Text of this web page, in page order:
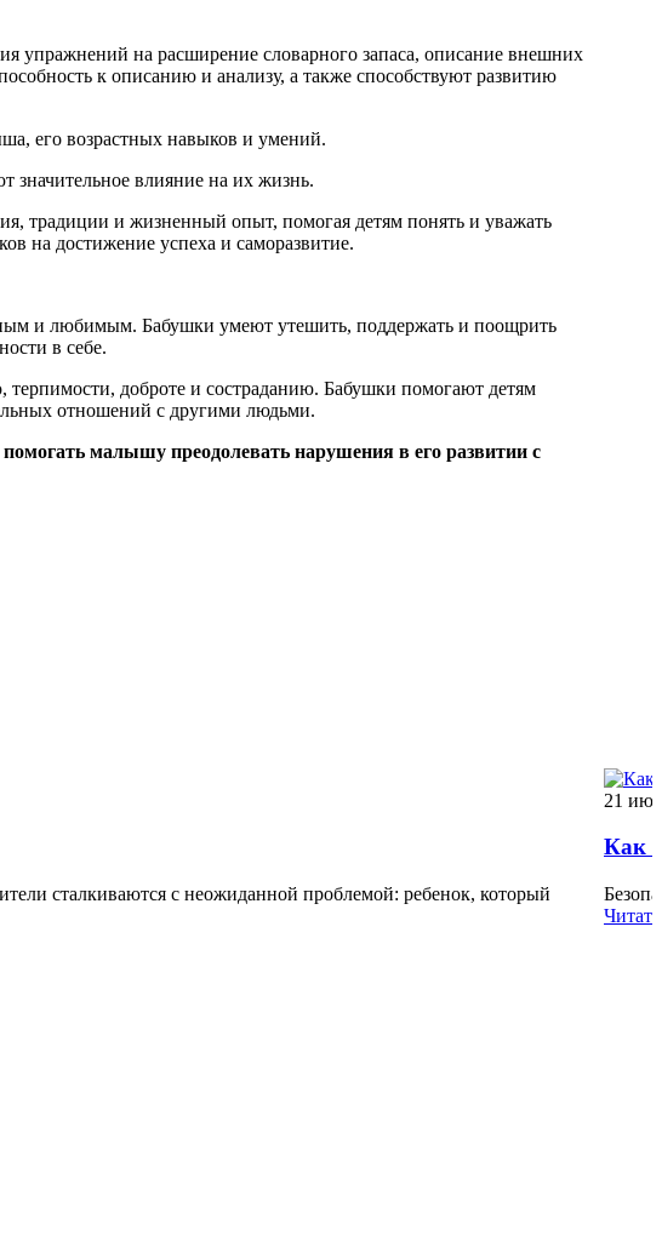
упражнений на расширение словарного запаса, описание внешних
к описанию и анализу, а также способствуют развитию
его возрастных навыков и умений.
значительное влияние на их жизнь.
традиции и жизненный опыт, помогая детям понять и уважать
на достижение успеха и саморазвитие.
и любимым. Бабушки умеют утешить, поддержать и поощрить
в себе.
доброте и состраданию. Бабушки помогают детям
отношений с другими людьми.
малышу преодолевать нарушения в его развитии с
сталкиваются с неожиданной проблемой: ребенок, который
21
Как
Читать